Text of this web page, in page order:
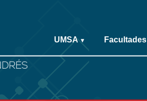
UMSA ▾ Facultades